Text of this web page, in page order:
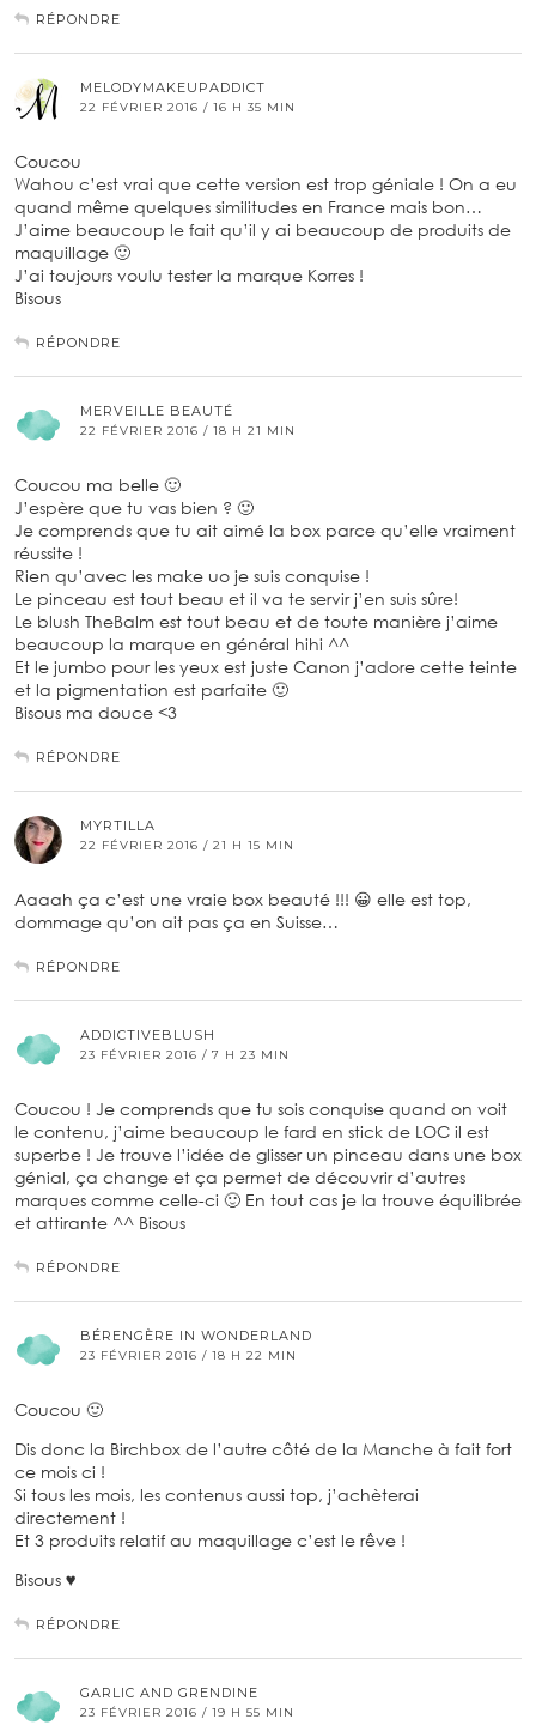
RÉPONDRE
MELODYMAKEUPADDICT
22 FÉVRIER 2016 / 16 H 35 MIN
Coucou
Wahou c’est vrai que cette version est trop géniale ! On a eu
quand même quelques similitudes en France mais bon…
J’aime beaucoup le fait qu’il y ai beaucoup de produits de
maquillage 🙂
J’ai toujours voulu tester la marque Korres !
Bisous
RÉPONDRE
MERVEILLE BEAUTÉ
22 FÉVRIER 2016 / 18 H 21 MIN
Coucou ma belle 🙂
J’espère que tu vas bien ? 🙂
Je comprends que tu ait aimé la box parce qu’elle vraiment
réussite !
Rien qu’avec les make uo je suis conquise !
Le pinceau est tout beau et il va te servir j’en suis sûre!
Le blush TheBalm est tout beau et de toute manière j’aime
beaucoup la marque en général hihi ^^
Et le jumbo pour les yeux est juste Canon j’adore cette teinte
et la pigmentation est parfaite 🙂
Bisous ma douce <3
RÉPONDRE
MYRTILLA
22 FÉVRIER 2016 / 21 H 15 MIN
Aaaah ça c’est une vraie box beauté !!! 😀 elle est top,
dommage qu’on ait pas ça en Suisse…
RÉPONDRE
ADDICTIVEBLUSH
23 FÉVRIER 2016 / 7 H 23 MIN
Coucou ! Je comprends que tu sois conquise quand on voit
le contenu, j’aime beaucoup le fard en stick de LOC il est
superbe ! Je trouve l’idée de glisser un pinceau dans une box
génial, ça change et ça permet de découvrir d’autres
marques comme celle-ci 🙂 En tout cas je la trouve équilibrée
et attirante ^^ Bisous
RÉPONDRE
BÉRENGÈRE IN WONDERLAND
23 FÉVRIER 2016 / 18 H 22 MIN
Coucou 🙂
Dis donc la Birchbox de l’autre côté de la Manche à fait fort
ce mois ci !
Si tous les mois, les contenus aussi top, j’achèterai
directement !
Et 3 produits relatif au maquillage c’est le rêve !
Bisous ♥
RÉPONDRE
GARLIC AND GRENDINE
23 FÉVRIER 2016 / 19 H 55 MIN